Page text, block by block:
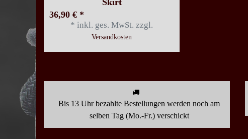
36,90 € *
* inkl. ges. MwSt. zzgl.
Versandkosten
Bis 13 Uhr bezahlte Bestellungen werden noch am
selben Tag (Mo.-Fr.) verschickt